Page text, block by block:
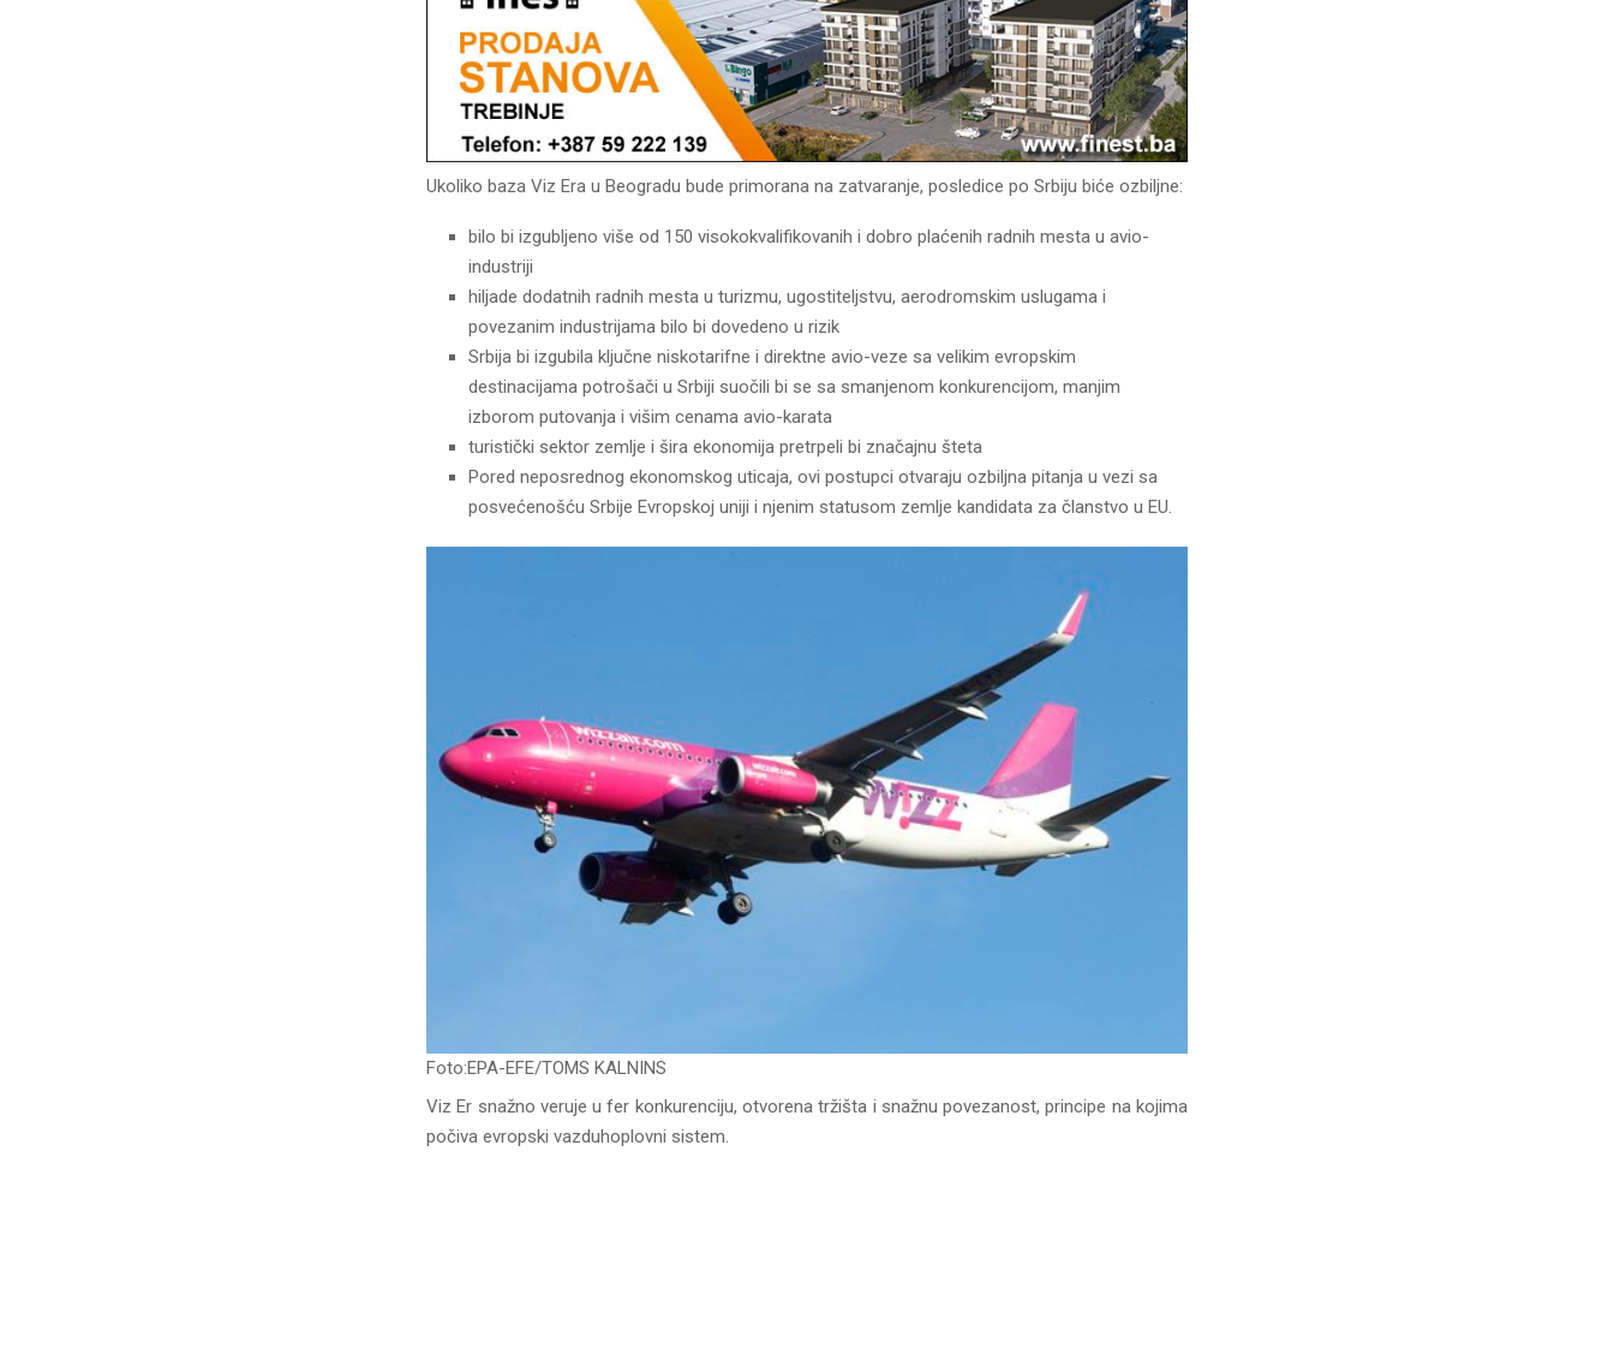
Ukoliko baza Viz Era u Beogradu bude primorana na zatvaranje, posledice po Srbiju biće ozbiljne:
bilo bi izgubljeno više od 150 visokokvalifikovanih i dobro plaćenih radnih mesta u avio-
industriji
hiljade dodatnih radnih mesta u turizmu, ugostiteljstvu, aerodromskim uslugama i
povezanim industrijama bilo bi dovedeno u rizik
Srbija bi izgubila ključne niskotarifne i direktne avio-veze sa velikim evropskim
destinacijama potrošači u Srbiji suočili bi se sa smanjenom konkurencijom, manjim
izborom putovanja i višim cenama avio-karata
turistički sektor zemlje i šira ekonomija pretrpeli bi značajnu šteta
Pored neposrednog ekonomskog uticaja, ovi postupci otvaraju ozbiljna pitanja u vezi sa
posvećenošću Srbije Evropskoj uniji i njenim statusom zemlje kandidata za članstvo u EU.
Foto:EPA-EFE/TOMS KALNINS
Viz Er snažno veruje u fer konkurenciju, otvorena tržišta i snažnu povezanost, principe na kojima
počiva evropski vazduhoplovni sistem.